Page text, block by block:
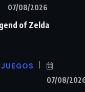
07/08/2026
of Zelda
07/08/